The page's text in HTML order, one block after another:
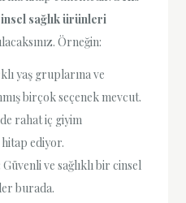
sağlık ürünleri
Örneğin:
yaş gruplarına ve
birçok seçenek mevcut.
rahat iç giyim
ediyor.
Güvenli ve sağlıklı bir cinsel
burada.